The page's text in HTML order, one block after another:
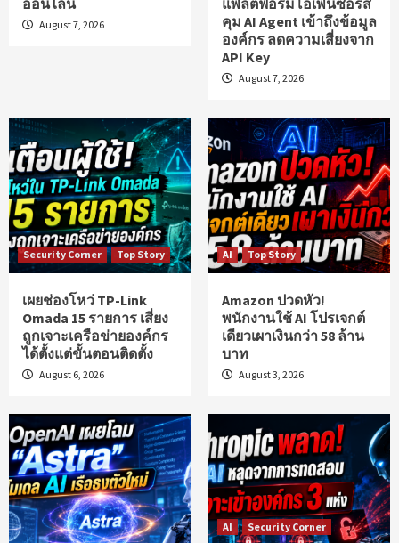
ออนไลน์
August 7, 2026
แพลตฟอร์มโอเพ่นซอร์ส
คุม AI Agent เข้าถึงข้อมูล
องค์กร ลดความเสี่ยงจาก
API Key
August 7, 2026
Security Corner Top Story
เผยช่องโหว่ TP-Link
Omada 15 รายการ เสี่ยง
ถูกเจาะเครือข่ายองค์กร
ได้ตั้งแต่ขั้นตอนติดตั้ง
August 6, 2026
AI Top Story
Amazon ปวดหัว!
พนักงานใช้ AI โปรเจกต์
เดียวเผาเงินกว่า 58 ล้าน
บาท
August 3, 2026
AI
Security Corner